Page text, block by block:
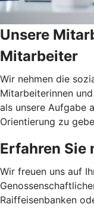
Unsere
Mitarbeiter
Wir nehmen die
Mitarbeiterinnen
als unsere Aufgabe
Orientierung zu
Erfahren Sie
Wir freuen uns auf
Raiffeisenbanken